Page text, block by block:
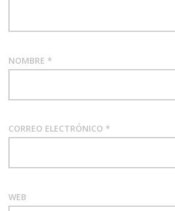
NOMBRE *
CORREO ELECTRÓNICO *
WEB